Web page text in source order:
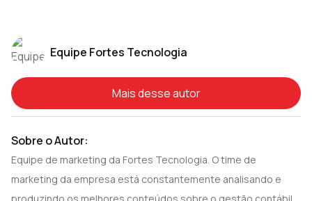
Equipe Fortes Tecnologia
Mais desse autor
Sobre o Autor:
Equipe de marketing da Fortes Tecnologia. O time de
marketing da empresa está constantemente analisando e